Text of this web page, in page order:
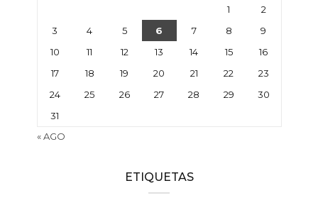
1
2
3
4 5 6 7 8
9
10
11 12 13 14 15
16
17
18 19 20 21 22
23
24
25 26 27 28 29
30
31
« AGO
ETIQUETAS